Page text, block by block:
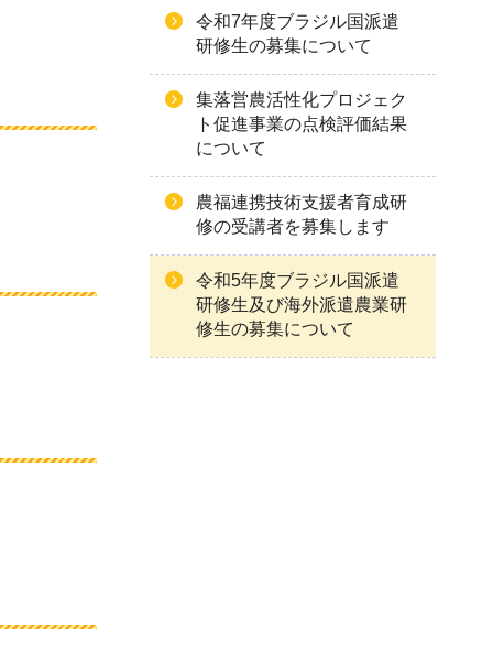
令和7年度ブラジル国派遣
研修生の募集について
集落営農活性化プロジェク
ト促進事業の点検評価結果
について
農福連携技術支援者育成研
修の受講者を募集します
令和5年度ブラジル国派遣
研修生及び海外派遣農業研
修生の募集について